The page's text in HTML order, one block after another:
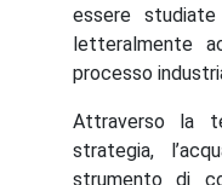
essere
letteralmente
processo
Attraverso la
strategia,
strumento di